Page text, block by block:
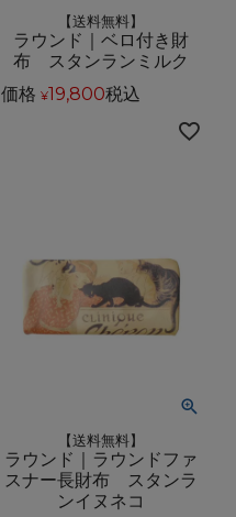
【送料無料】
ラウンド｜ベロ付き財
布 スタンランミルク
価格 ¥19,800税込
【送料無料】
ラウンド｜ラウンドファ
スナー長財布 スタンラ
ンイヌネコ